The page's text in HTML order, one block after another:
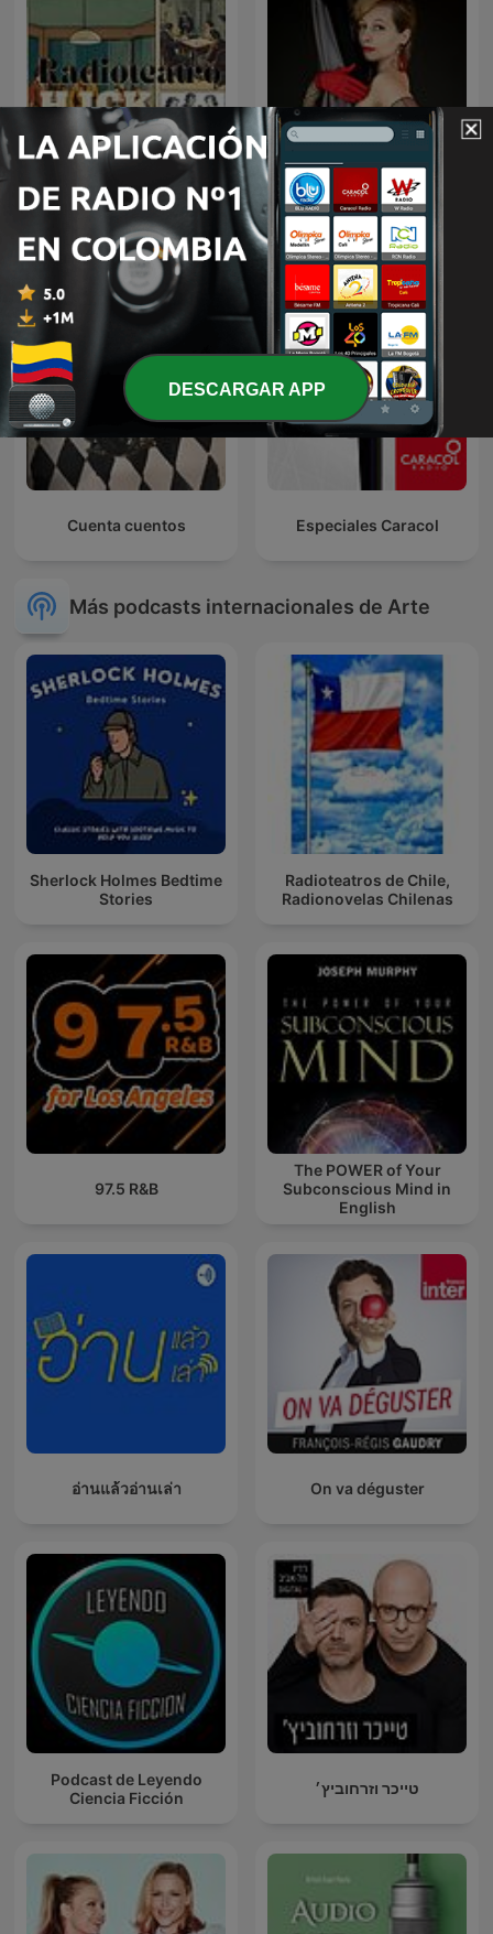
Radioteatro HJCK
relatos eroticos by
fitventura 2
Cuenta cuentos Especiales Caracol
Más podcasts internacionales de Arte
Sherlock Holmes Bedtime
Stories
Radioteatros de Chile,
Radionovelas Chilenas
97.5 R&B
The POWER of Your
Subconscious Mind in
English
อ่านแล้วอ่านเล่า On va déguster
Podcast de Leyendo
Ciencia Ficción
טייכר וזרחוביץ׳
DESCARGAR APP